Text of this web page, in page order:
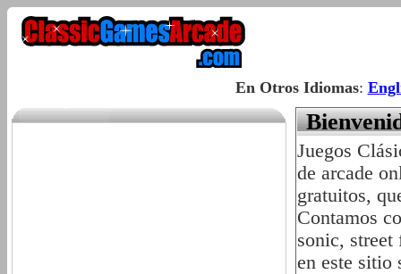
En Otros Idiomas:
Juegos
de arcade
gratuitos,
Contamos
sonic, street
en este sitio